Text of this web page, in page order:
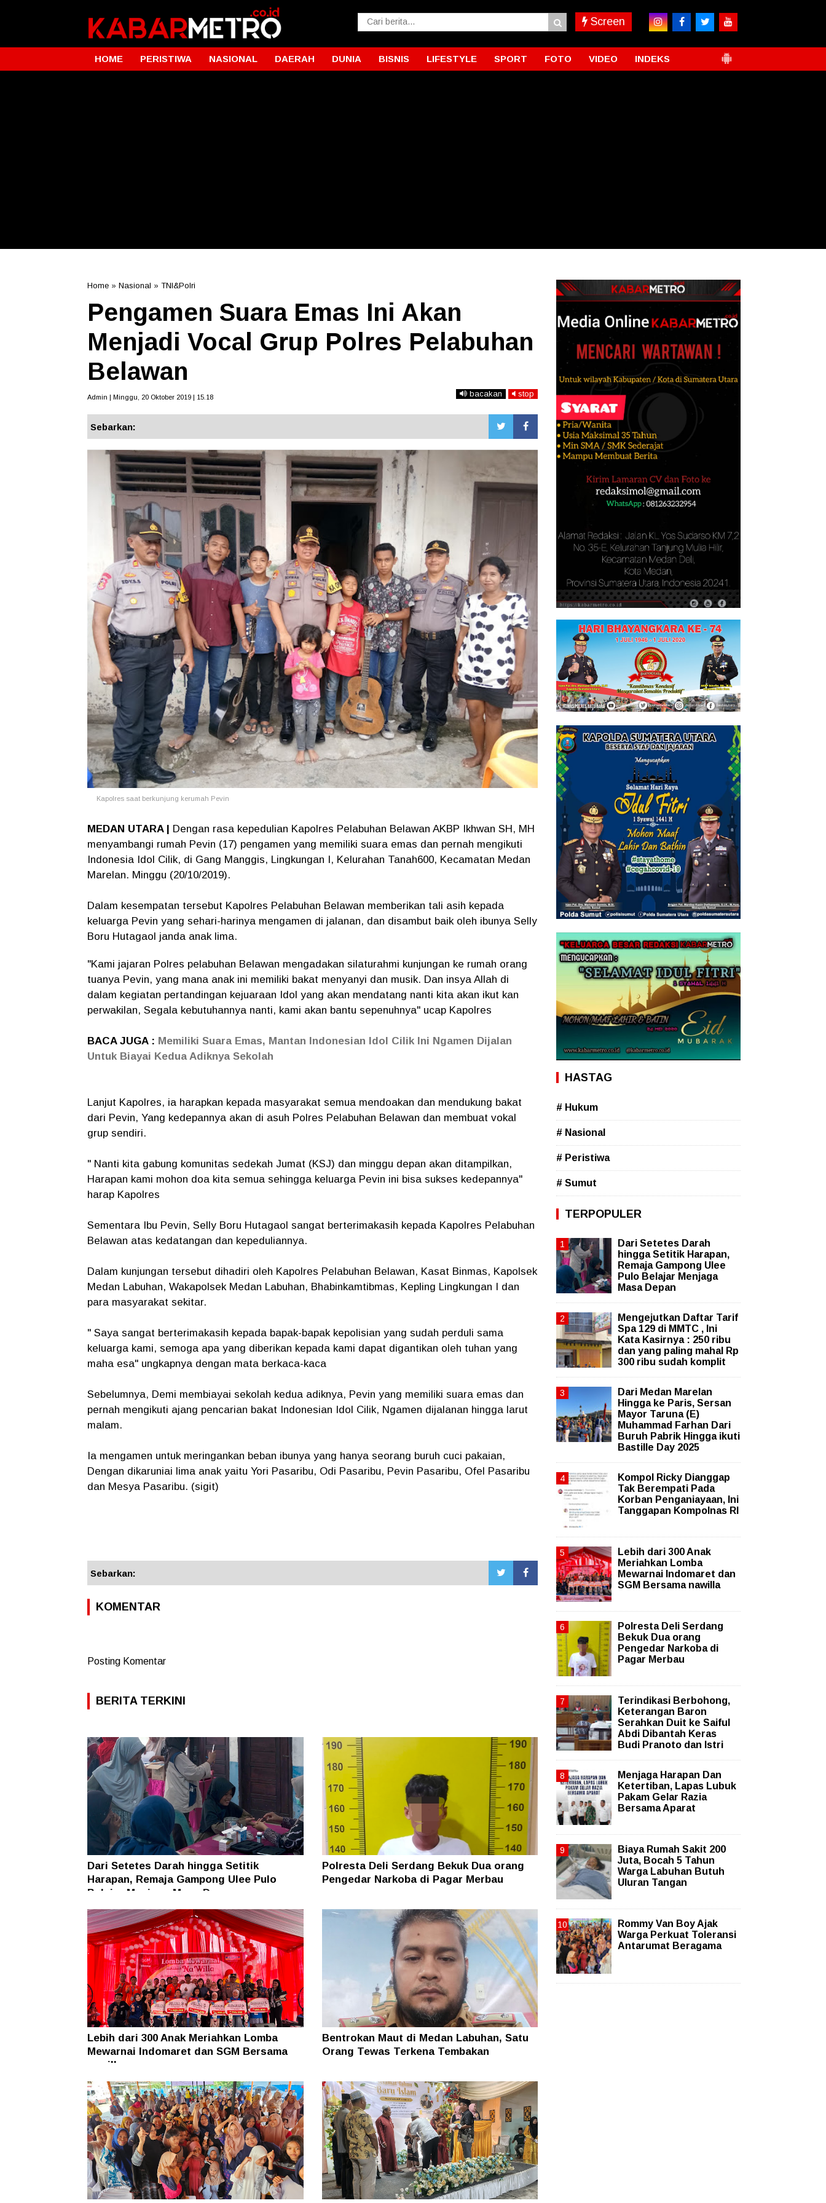
Screen
HOME PERISTIWA NASIONAL DAERAH DUNIA BISNIS LIFESTYLE SPORT FOTO VIDEO INDEKS
Home » Nasional » TNI&Polri
Pengamen Suara Emas Ini Akan
Menjadi Vocal Grup Polres Pelabuhan
Belawan
Admin | Minggu, 20 Oktober 2019 | 15.18 bacakan stop
Sebarkan:
Kapolres saat berkunjung kerumah Pevin
MEDAN UTARA |
Dengan rasa kepedulian Kapolres Pelabuhan Belawan AKBP Ikhwan SH, MH
menyambangi rumah Pevin (17) pengamen yang memiliki suara emas dan pernah mengikuti
Indonesia Idol Cilik, di Gang Manggis, Lingkungan I, Kelurahan Tanah600, Kecamatan Medan
Marelan. Minggu (20/10/2019).
Dalam kesempatan tersebut Kapolres Pelabuhan Belawan memberikan tali asih kepada
keluarga Pevin yang sehari-harinya mengamen di jalanan, dan disambut baik oleh ibunya Selly
Boru Hutagaol janda anak lima.
"Kami jajaran Polres pelabuhan Belawan mengadakan silaturahmi kunjungan ke rumah orang
tuanya Pevin, yang mana anak ini memiliki bakat menyanyi dan musik. Dan insya Allah di
dalam kegiatan pertandingan kejuaraan Idol yang akan mendatang nanti kita akan ikut kan
perwakilan, Segala kebutuhannya nanti, kami akan bantu sepenuhnya" ucap Kapolres
BACA JUGA : Memiliki Suara Emas, Mantan Indonesian Idol Cilik Ini Ngamen Dijalan
Untuk Biayai Kedua Adiknya Sekolah
Lanjut Kapolres, ia harapkan kepada masyarakat semua mendoakan dan mendukung bakat
dari Pevin, Yang kedepannya akan di asuh Polres Pelabuhan Belawan dan membuat vokal
grup sendiri.
" Nanti kita gabung komunitas sedekah Jumat (KSJ) dan minggu depan akan ditampilkan,
Harapan kami mohon doa kita semua sehingga keluarga Pevin ini bisa sukses kedepannya"
harap Kapolres
Sementara Ibu Pevin, Selly Boru Hutagaol sangat berterimakasih kepada Kapolres Pelabuhan
Belawan atas kedatangan dan kepeduliannya.
Dalam kunjungan tersebut dihadiri oleh Kapolres Pelabuhan Belawan, Kasat Binmas, Kapolsek
Medan Labuhan, Wakapolsek Medan Labuhan, Bhabinkamtibmas, Kepling Lingkungan I dan
para masyarakat sekitar.
" Saya sangat berterimakasih kepada bapak-bapak kepolisian yang sudah perduli sama
keluarga kami, semoga apa yang diberikan kepada kami dapat digantikan oleh tuhan yang
maha esa" ungkapnya dengan mata berkaca-kaca
Sebelumnya, Demi membiayai sekolah kedua adiknya, Pevin yang memiliki suara emas dan
pernah mengikuti ajang pencarian bakat Indonesian Idol Cilik, Ngamen dijalanan hingga larut
malam.
Ia mengamen untuk meringankan beban ibunya yang hanya seorang buruh cuci pakaian,
Dengan dikaruniai lima anak yaitu Yori Pasaribu, Odi Pasaribu, Pevin Pasaribu, Ofel Pasaribu
dan Mesya Pasaribu. (sigit)
Sebarkan:
KOMENTAR
Posting Komentar
BERITA TERKINI
Dari Setetes Darah hingga Setitik
Harapan, Remaja Gampong Ulee Pulo
Belajar Menjaga Masa Depan
Polresta Deli Serdang Bekuk Dua orang
Pengedar Narkoba di Pagar Merbau
Lebih dari 300 Anak Meriahkan Lomba
Mewarnai Indomaret dan SGM Bersama
nawilla
Bentrokan Maut di Medan Labuhan, Satu
Orang Tewas Terkena Tembakan
HASTAG
# Hukum
# Nasional
# Peristiwa
# Sumut
TERPOPULER
Dari Setetes Darah
hingga Setitik Harapan,
Remaja Gampong Ulee
Pulo Belajar Menjaga
Masa Depan
Mengejutkan Daftar Tarif
Spa 129 di MMTC , Ini
Kata Kasirnya : 250 ribu
dan yang paling mahal Rp
300 ribu sudah komplit
‎Dari Medan Marelan
Hingga ke Paris, Sersan
Mayor Taruna (E)
Muhammad Farhan Dari
Buruh Pabrik Hingga ikuti
Bastille Day 2025
Kompol Ricky Dianggap
Tak Berempati Pada
Korban Penganiayaan, Ini
Tanggapan Kompolnas RI
Lebih dari 300 Anak
Meriahkan Lomba
Mewarnai Indomaret dan
SGM Bersama nawilla
Polresta Deli Serdang
Bekuk Dua orang
Pengedar Narkoba di
Pagar Merbau
Terindikasi Berbohong,
Keterangan Baron
Serahkan Duit ke Saiful
Abdi Dibantah Keras
Budi Pranoto dan Istri
Menjaga Harapan Dan
Ketertiban, Lapas Lubuk
Pakam Gelar Razia
Bersama Aparat
Biaya Rumah Sakit 200
Juta, Bocah 5 Tahun
Warga Labuhan Butuh
Uluran Tangan
Rommy Van Boy Ajak
Warga Perkuat Toleransi
Antarumat Beragama